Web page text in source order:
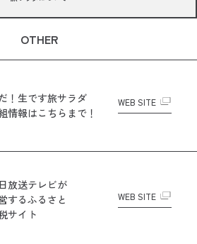
OTHER
！生です旅サラダ
情報はこちらまで！
WEB SITE
放送テレビが
するふるさと
サイト
WEB SITE